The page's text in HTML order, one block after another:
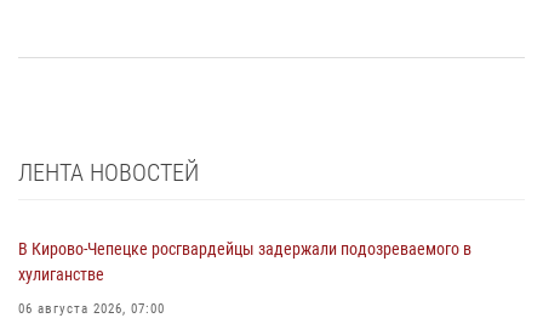
ЛЕНТА НОВОСТЕЙ
В Кирово-Чепецке росгвардейцы задержали подозреваемого в
хулиганстве
06 августа 2026, 07:00